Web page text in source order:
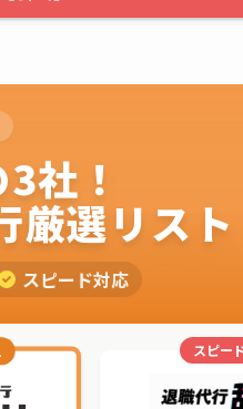
社！
厳選リスト
スピード対応
スピー